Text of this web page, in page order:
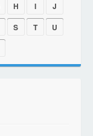
H I
J
S T
U